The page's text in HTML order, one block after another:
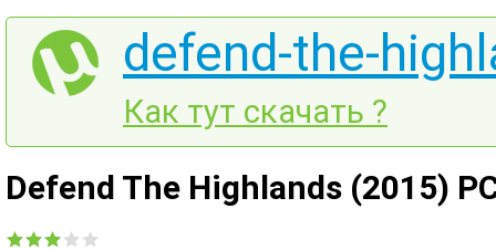
defend-the-
Как тут скачать ?
Defend The Highlands (2015)